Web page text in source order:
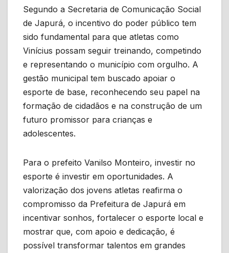
Segundo a Secretaria de Comunicação Social
de Japurá, o incentivo do poder público tem
sido fundamental para que atletas como
Vinícius possam seguir treinando, competindo
e representando o município com orgulho. A
gestão municipal tem buscado apoiar o
esporte de base, reconhecendo seu papel na
formação de cidadãos e na construção de um
futuro promissor para crianças e
adolescentes.
Para o prefeito Vanilso Monteiro, investir no
esporte é investir em oportunidades. A
valorização dos jovens atletas reafirma o
compromisso da Prefeitura de Japurá em
incentivar sonhos, fortalecer o esporte local e
mostrar que, com apoio e dedicação, é
possível transformar talentos em grandes